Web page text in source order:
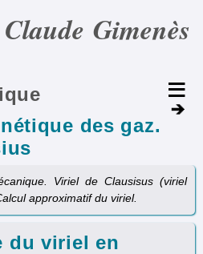
Gimenès
des gaz.
Viriel de Clausisus (viriel
approximatif du viriel.
du viriel en